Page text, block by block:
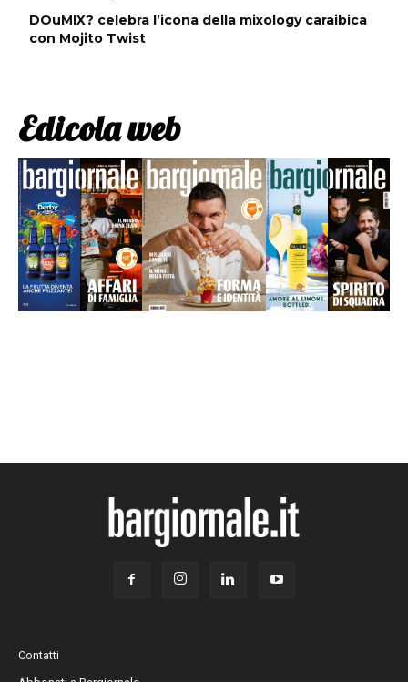
DOuMIX? celebra l’icona della mixology caraibica
con Mojito Twist
Edicola web
Contatti